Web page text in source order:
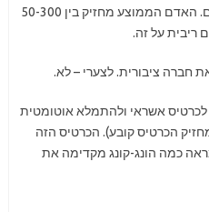
וגם לשלם איתו במרכולים ובסופרים. האדם הממוצע מחזיק בין 50-300
ריבית על זה.
חברה ציבורית. לצערי – לא.
אשראי ולהתמלא אוטומטית
הכרטיס קובע). הכרטיס הזה
– מה שרק מראה כמה הונג-קונג מקדימה את